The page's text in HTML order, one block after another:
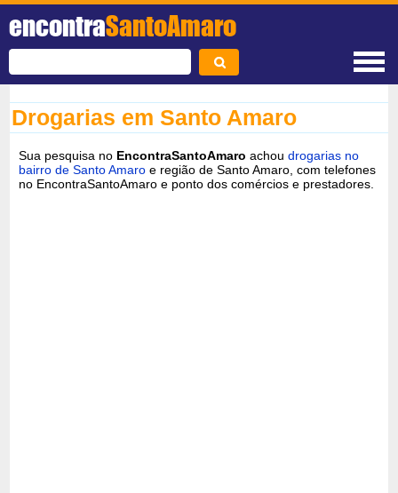
encontraSantoAmaro
Drogarias em Santo Amaro
Sua pesquisa no EncontraSantoAmaro achoudrogarias no
bairro de Santo Amaro e região de Santo Amaro, com telefones
no EncontraSantoAmaro e ponto dos comércios e prestadores.